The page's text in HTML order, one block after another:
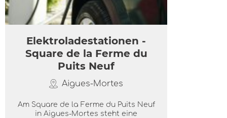
Elektroladestationen -
Square de la Ferme du
Puits Neuf
Aigues-Mortes
Am Square de la Ferme du Puits Neuf
in Aigues-Mortes steht eine